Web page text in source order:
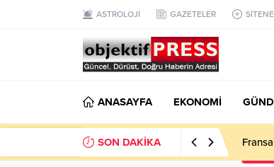
ASTROLOJİ GAZETELER
ANASAYFA EKONOMİ
SON DAKİKA 112